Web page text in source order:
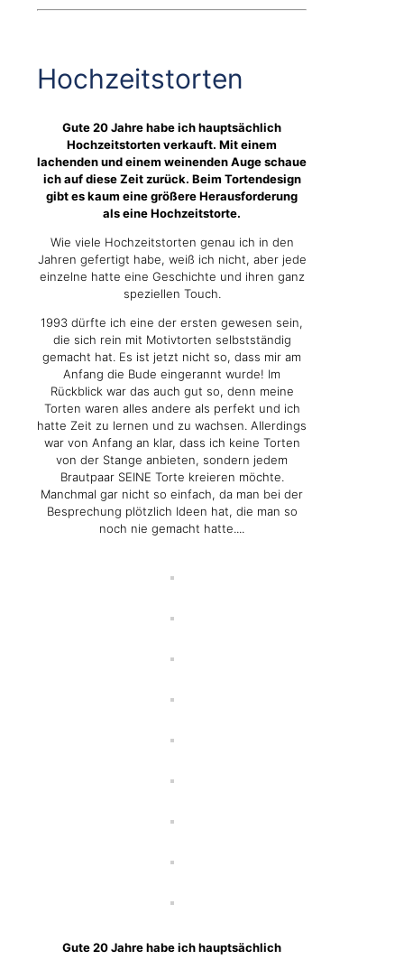
Hochzeitstorten
Gute 20 Jahre habe ich hauptsächlich
Hochzeitstorten verkauft. Mit einem
lachenden und einem weinenden Auge schaue
ich auf diese Zeit zurück. Beim Tortendesign
gibt es kaum eine größere Herausforderung
als eine Hochzeitstorte.
Wie viele Hochzeitstorten genau ich in den
Jahren gefertigt habe, weiß ich nicht, aber jede
einzelne hatte eine Geschichte und ihren ganz
speziellen Touch.
1993 dürfte ich eine der ersten gewesen sein,
die sich rein mit Motivtorten selbstständig
gemacht hat. Es ist jetzt nicht so, dass mir am
Anfang die Bude eingerannt wurde! Im
Rückblick war das auch gut so, denn meine
Torten waren alles andere als perfekt und ich
hatte Zeit zu lernen und zu wachsen. Allerdings
war von Anfang an klar, dass ich keine Torten
von der Stange anbieten, sondern jedem
Brautpaar SEINE Torte kreieren möchte.
Manchmal gar nicht so einfach, da man bei der
Besprechung plötzlich Ideen hat, die man so
noch nie gemacht hatte....
Gute 20 Jahre habe ich hauptsächlich